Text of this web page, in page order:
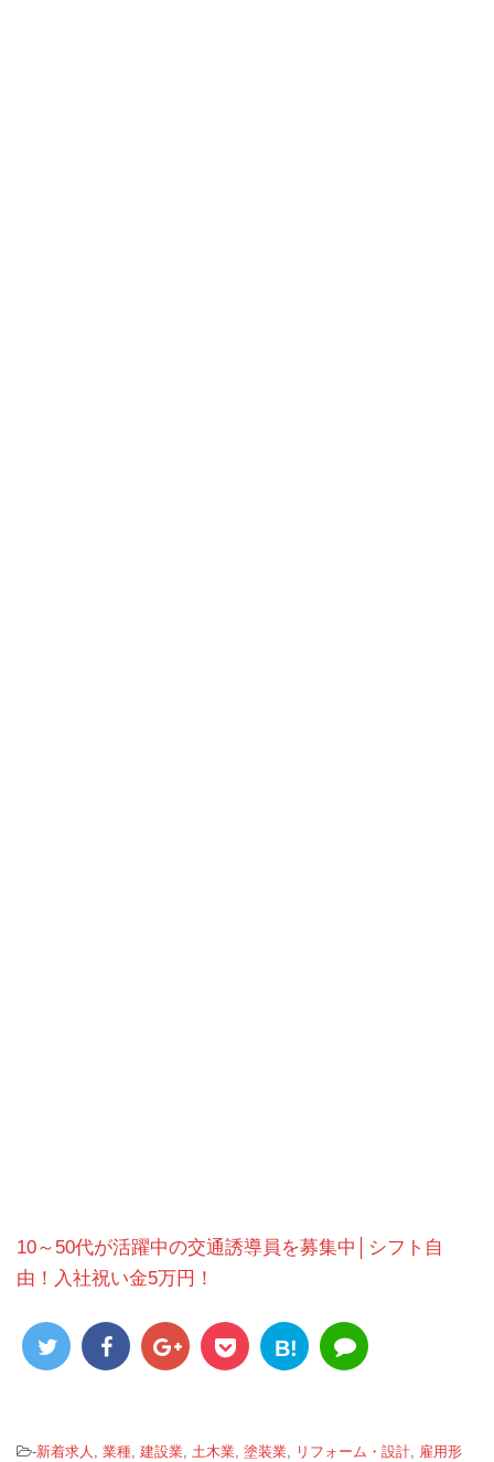
10～50代が活躍中の交通誘導員を募集中│シフト自
由！入社祝い金5万円！
B!
-新着求人 , 業種, 建設業, 土木業, 塗装業, リフォーム・設計, 雇用形